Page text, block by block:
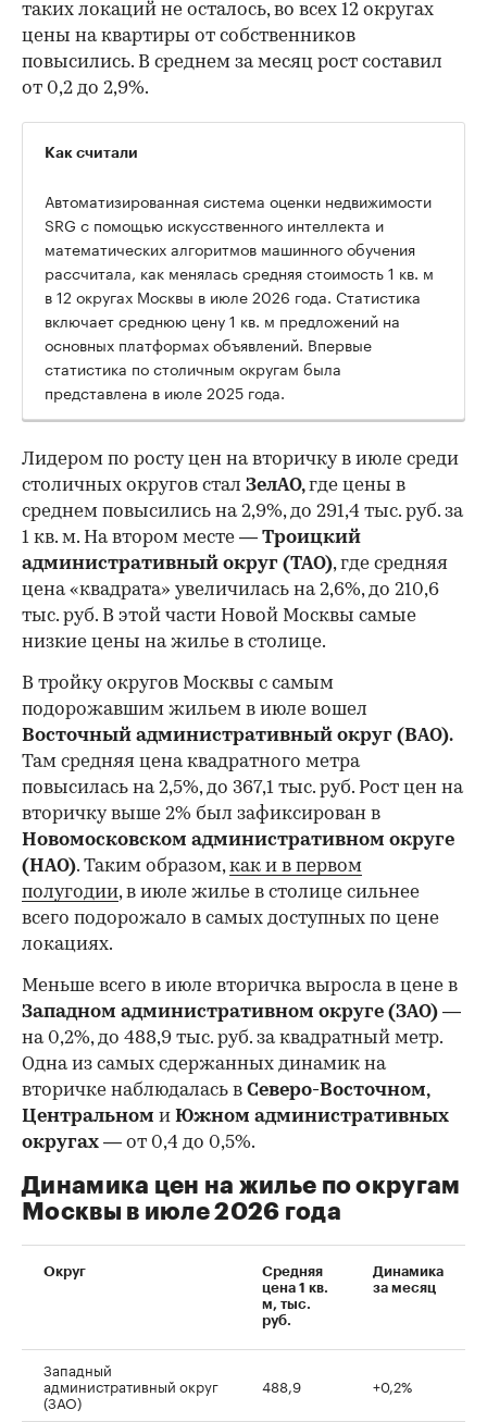
таких локаций не осталось, во всех 12 округах
цены на квартиры от собственников
повысились. В среднем за месяц рост составил
от 0,2 до 2,9%.
Как считали
Автоматизированная система оценки недвижимости
SRG с помощью искусственного интеллекта и
математических алгоритмов машинного обучения
рассчитала, как менялась средняя стоимость 1 кв. м
в 12 округах Москвы в июле 2026 года. Статистика
включает среднюю цену 1 кв. м предложений на
основных платформах объявлений. Впервые
статистика по столичным округам была
представлена в июле 2025 года.
Лидером по росту цен на вторичку в июле среди
столичных округов стал ЗелАО,где цены в
среднем повысились на 2,9%, до 291,4 тыс. руб. за
1 кв. м. На втором месте — Троицкий
административный округ (ТАО), где средняя
цена «квадрата» увеличилась на 2,6%, до 210,6
тыс. руб. В этой части Новой Москвы самые
низкие цены на жилье в столице.
В тройку округов Москвы с самым
подорожавшим жильем в июле вошел
Восточный административный округ (ВАО).
Там средняя цена квадратного метра
повысилась на 2,5%, до 367,1 тыс. руб. Рост цен на
вторичку выше 2% был зафиксирован в
Новомосковском административном округе
(НАО). Таким образом,как и в первом
полугодии, в июле жилье в столице сильнее
всего подорожало в самых доступных по цене
локациях.
Меньше всего в июле вторичка выросла в цене в
Западном административном округе (ЗАО) —
на 0,2%, до 488,9 тыс. руб. за квадратный метр.
Одна из самых сдержанных динамик на
вторичке наблюдалась в Северо-Восточном,
Центральном и Южном административных
округах — от 0,4 до 0,5%.
Динамика цен на жилье по округам
Москвы в июле 2026 года
Округ
Средняя
цена 1 кв.
м, тыс.
руб.
Динамика
за месяц
Западный
административный округ
(ЗАО)
488,9 +0,2%